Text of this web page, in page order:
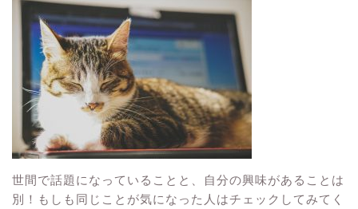
世間で話題になっていることと、自分の興味があることは
別！もしも同じことが気になった人はチェックしてみてく